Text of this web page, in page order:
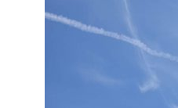
Дабы счастье
сберечь –
сорванное
07 августа 2026 22:04